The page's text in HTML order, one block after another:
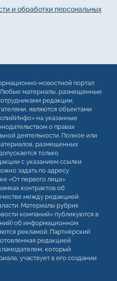
и обработки персональных
новостной портал
материалы, размещенные
редакции,
являются объектами
на указанные
о правах
деятельности. Полное или
размещенных
только
с указанием ссылки
задать по адресу
«От первого лица»
контрактов об
между редакцией
Материалы рубрик
компаний» публикуются в
об информационном
рекламой. Партнёрский
редакцией
который
участвует в его создании